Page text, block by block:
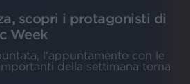
scopri i protagonisti di
Week
l’appuntamento con le
della settimana torna